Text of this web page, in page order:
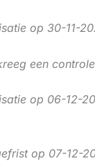
op 30-11-
een
op 06-12-
op 07-12-